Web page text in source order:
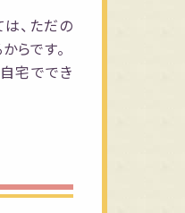
、ただの
らです。
宅ででき